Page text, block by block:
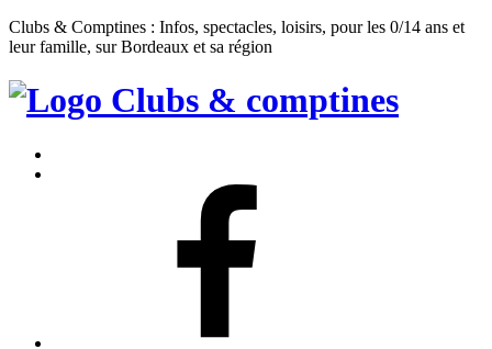
Clubs & Comptines : Infos, spectacles, loisirs, pour les 0/14 ans et
leur famille, sur Bordeaux et sa région
Clubs
Comptines